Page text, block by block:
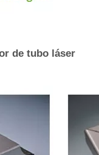
de tubo láser